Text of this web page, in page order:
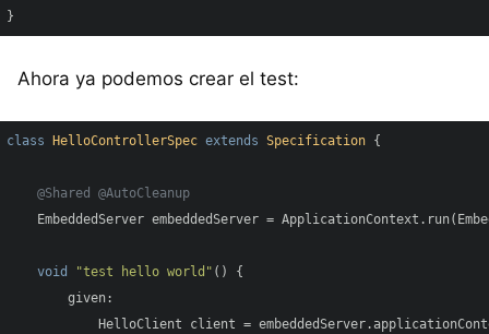
}
Ahora ya podemos crear el test:
class HelloControllerSpec extends Specification {
@Shared
@AutoCleanup
EmbeddedServer embeddedServer =
void "test hello world" () {
        given:
HelloClient client =